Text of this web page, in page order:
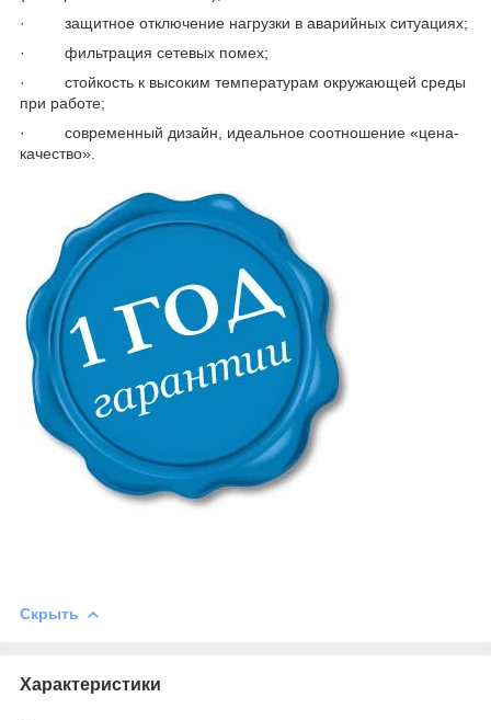
· защитное отключение нагрузки в аварийных ситуациях;
· фильтрация сетевых помех;
· стойкость к высоким температурам окружающей среды
при работе;
· современный дизайн, идеальное соотношение «цена-
качество».
Скрыть
Характеристики